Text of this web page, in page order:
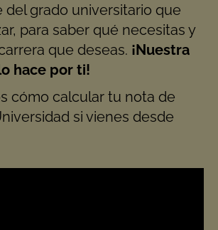
del grado universitario que
para saber qué necesitas y
que deseas. ¡Nuestra
hace por ti!
cómo calcular tu nota de
si vienes desde